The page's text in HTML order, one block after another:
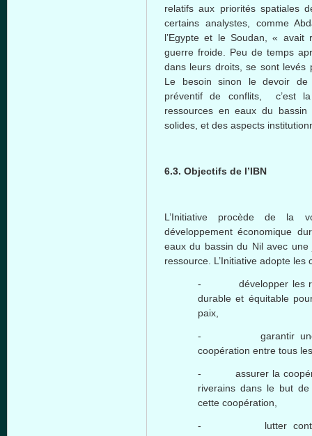
relatifs aux priorités spatiales
certains analystes, comme
l’Egypte et le Soudan, «
guerre froide. Peu de temps
dans leurs droits, se sont
Le besoin sinon le devoir de
préventif de conflits, c’est
ressources en eaux du
solides, et des aspects
6.3. Objectifs de l’IBN
L’Initiative procède de la
développement économique
eaux du bassin du Nil avec
ressource. L’Initiative adopte
- développer les
durable et équitable
paix,
- garantir une
coopération entre tous
- assurer la
riverains dans le but
cette coopération,
- lutter contre la